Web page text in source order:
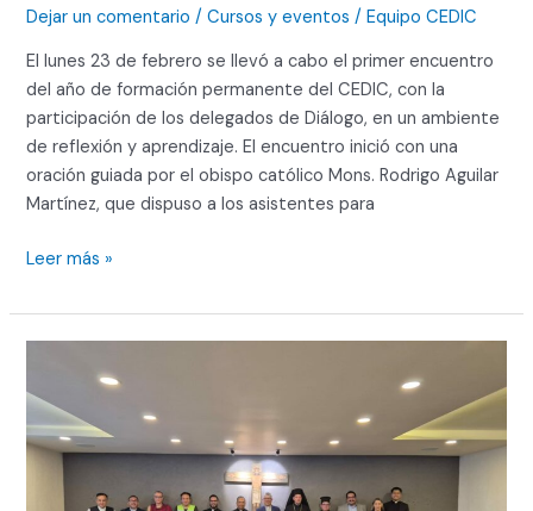
Dejar un comentario /Cursos y eventos /Equipo CEDIC
El lunes 23 de febrero se llevó a cabo el primer encuentro
del año de formación permanente del CEDIC, con la
participación de los delegados de Diálogo, en un ambiente
de reflexión y aprendizaje. El encuentro inició con una
oración guiada por el obispo católico Mons. Rodrigo Aguilar
Martínez, que dispuso a los asistentes para
Leer más »
Encuentro
Interreligioso
por